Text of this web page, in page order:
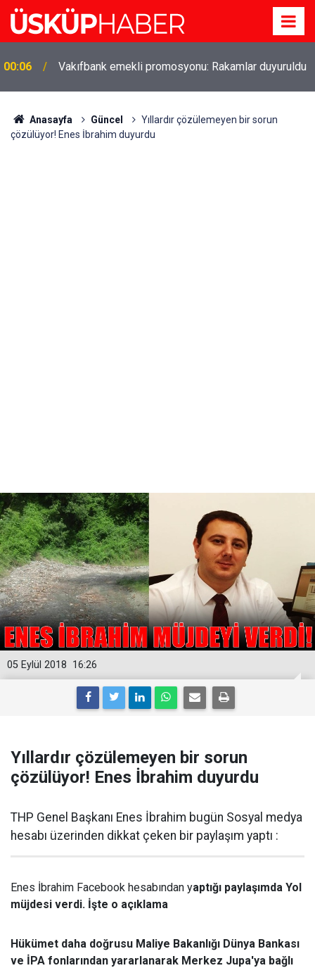
00:06 Vakıfbank emekli promosyonu: Rakamlar duyuruldu
19:21
Anasayfa Güncel
Yıllardır çözülemeyen bir sorun
çözülüyor! Enes İbrahim duyurdu
16:26
05 Eylül 2018
Yıllardır çözülemeyen bir sorun
çözülüyor! Enes İbrahim duyurdu
THP Genel Başkanı Enes İbrahim bugün Sosyal medya
hesabı üzerinden dikkat çeken bir paylaşım yaptı :
Enes İbrahim Facebook hesabından yaptığı paylaşımda Yol
müjdesi verdi. İşte o açıklama
Hükümet daha doğrusu Maliye Bakanlığı Dünya Bankası
ve İPA fonlarından yararlanarak Merkez Jupa'ya bağlı